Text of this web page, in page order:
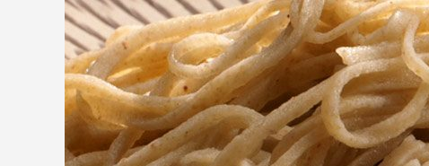
岡崎の「手
です
愛知県岡崎市でひっそりと
割そばをお楽しみいただけ
こちら